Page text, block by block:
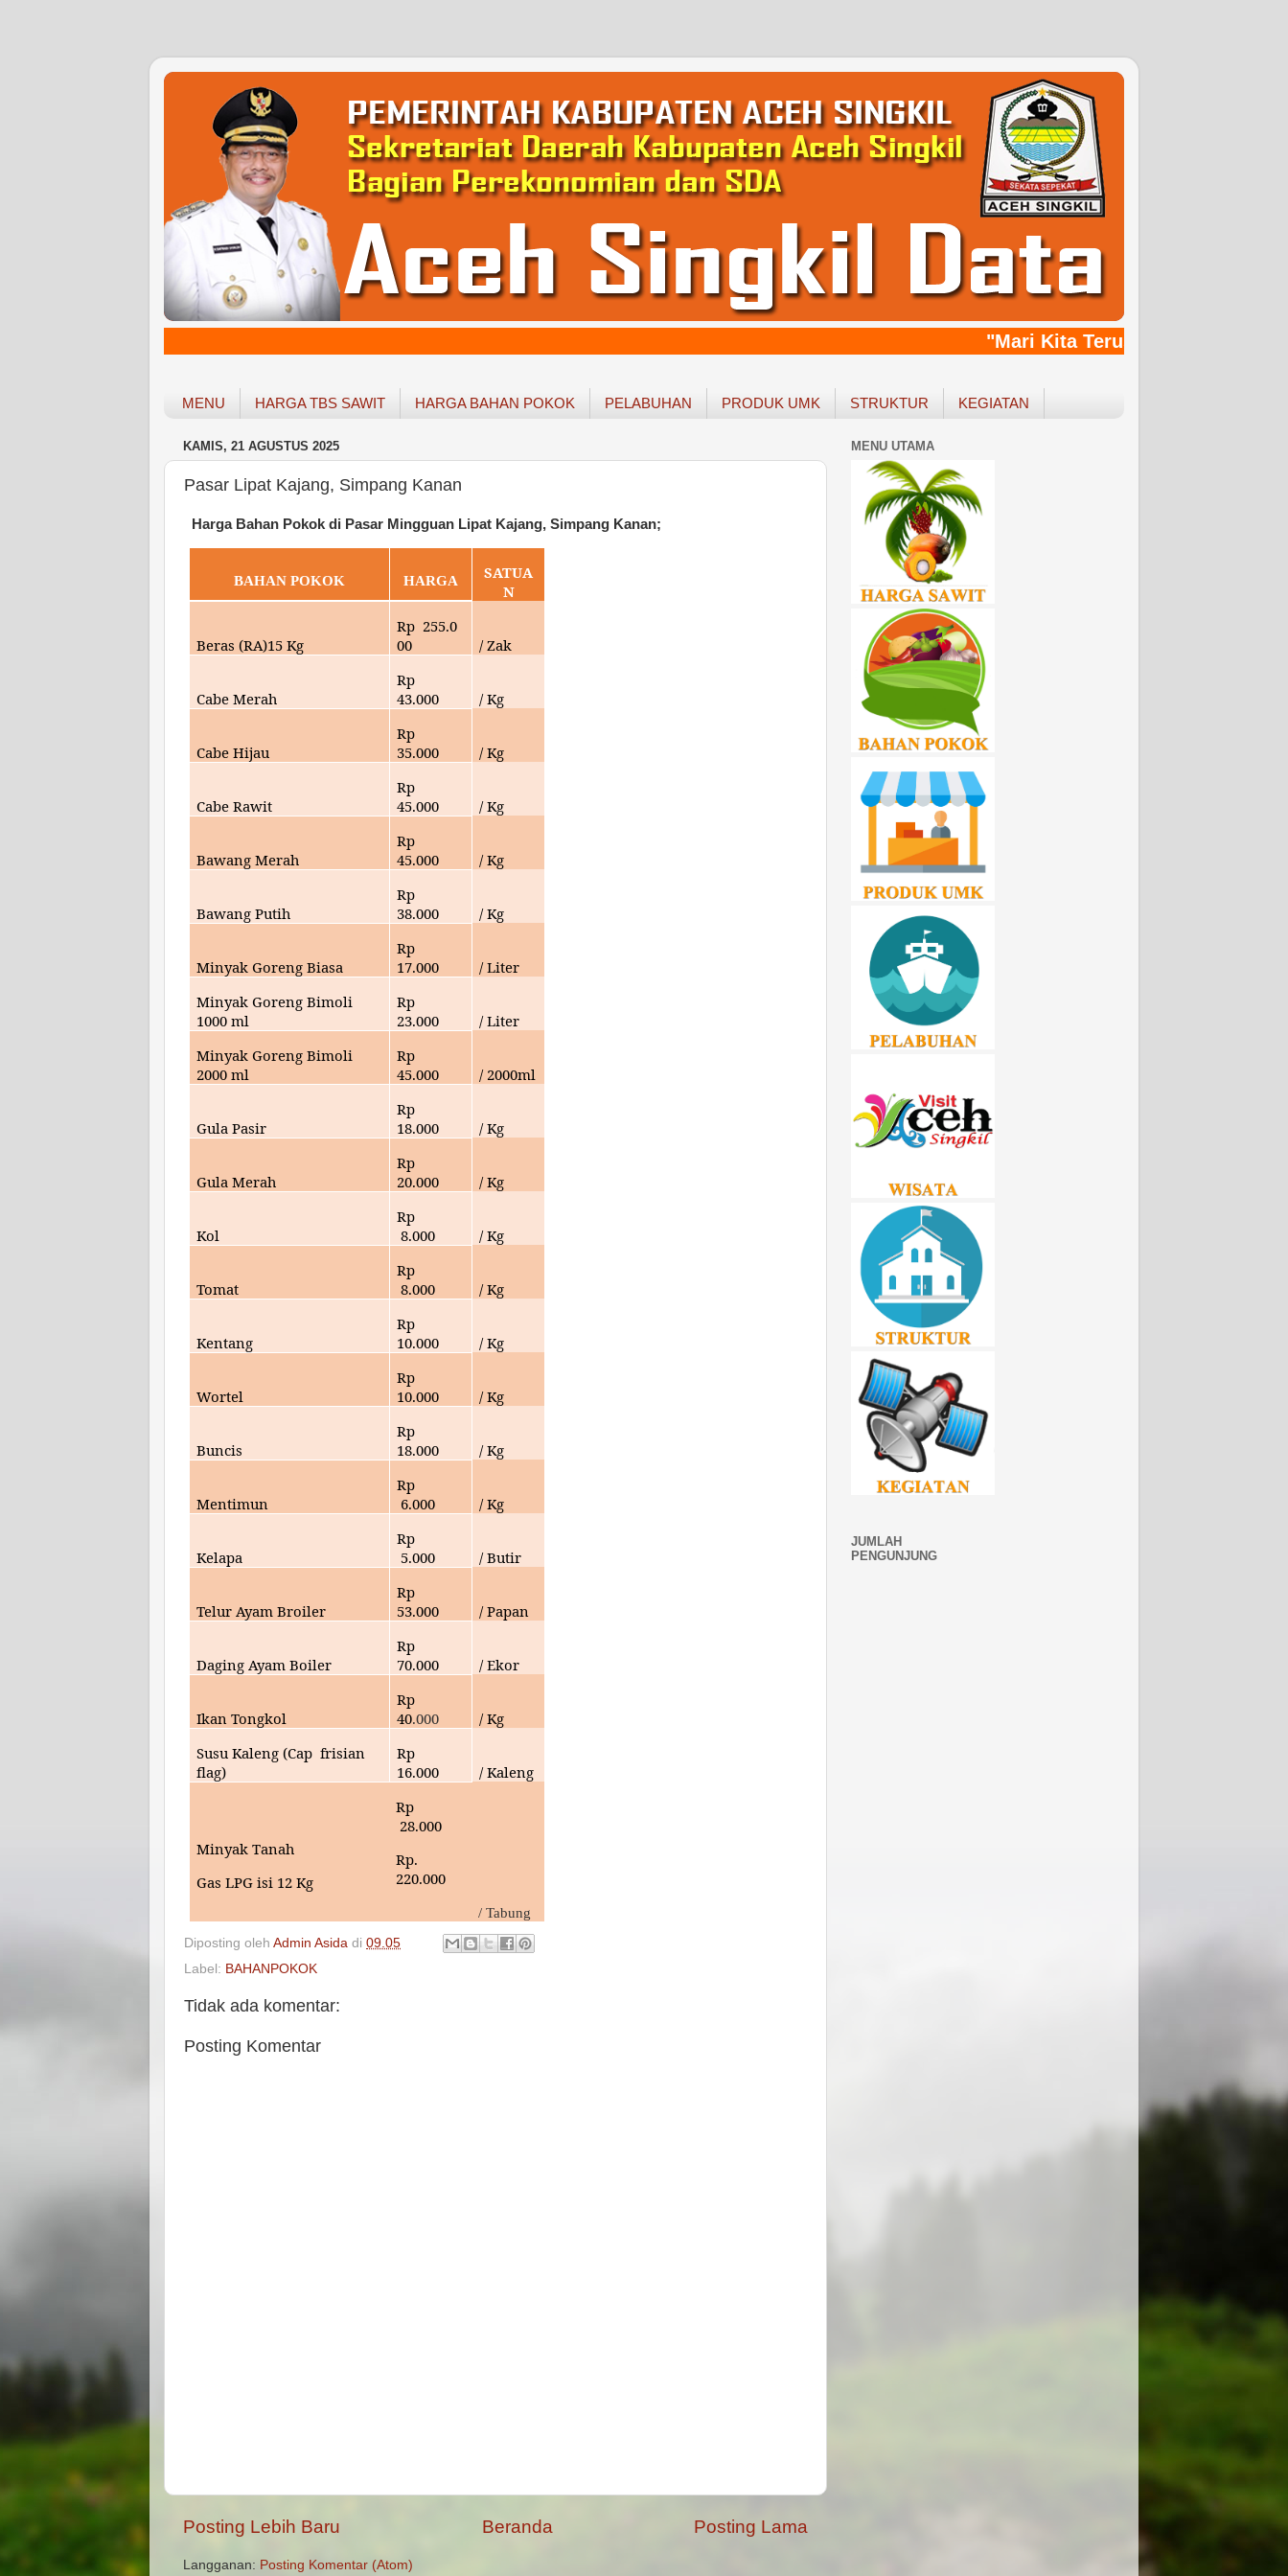
"Mari Kita Terus Bersinergy,
MENU HARGA TBS SAWIT HARGA BAHAN POKOK PELABUHAN PRODUK UMK STRUKTUR KEGIATAN
KAMIS, 21 AGUSTUS 2025
Pasar Lipat Kajang, Simpang Kanan
Harga Bahan Pokok di Pasar Mingguan Lipat Kajang, Simpang Kanan;
BAHAN POKOK HARGA
SATUA
N
Beras (RA)15 Kg
Rp 255.0
00
/ Zak
Cabe Merah
Rp
43.000 / Kg
Cabe Hijau
Rp
35.000 / Kg
Cabe Rawit
Rp
45.000 / Kg
Bawang Merah
Rp
45.000 / Kg
Bawang Putih
Rp
38.000 / Kg
Minyak Goreng Biasa
Rp
17.000
/ Liter
Minyak Goreng Bimoli
1000 ml
Rp
23.000
/ Liter
Minyak Goreng Bimoli
2000 ml
Rp
45.000 / 2000ml
Gula Pasir
Rp
18.000 / Kg
Gula Merah
Rp
20.000 / Kg
Kol
Rp
8.000 / Kg
Tomat
Rp
8.000 / Kg
Kentang
Rp
10.000 / Kg
Wortel
Rp
10.000
/ Kg
Buncis
Rp
18.000
/ Kg
Mentimun
Rp
6.000
/ Kg
Kelapa
Rp
5.000 / Butir
Telur Ayam Broiler
Rp
53.000 / Papan
Daging Ayam Boiler
Rp
70.000 / Ekor
Ikan Tongkol
Rp
40.000
/ Kg
Susu Kaleng (Cap frisian
flag)
Rp
16.000 / Kaleng
Minyak Tanah
Gas LPG isi 12 Kg
Rp
28.000
Rp.
220.000
/ Tabung
Diposting oleh Admin Asida di 09.05
Label: BAHANPOKOK
Tidak ada komentar:
Posting Komentar
Posting Lebih Baru Posting Lama
Beranda
Langganan: Posting Komentar (Atom)
MENU UTAMA
JUMLAH
PENGUNJUNG